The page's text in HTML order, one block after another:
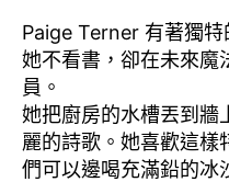
Paige Terner 有著獨特
她不看書，卻在未來魔
員。
她把廚房的水槽丟到牆
麗的詩歌。她喜歡這樣
們可以邊喝充滿鉛的冰